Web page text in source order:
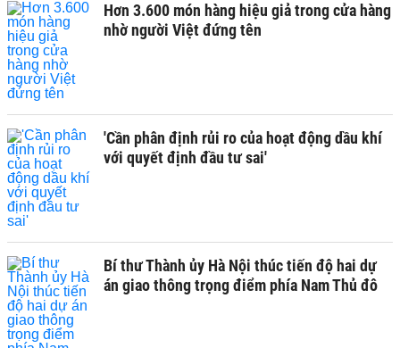
Hơn 3.600 món hàng hiệu giả trong cửa hàng
nhờ người Việt đứng tên
'Cần phân định rủi ro của hoạt động dầu khí
với quyết định đầu tư sai'
Bí thư Thành ủy Hà Nội thúc tiến độ hai dự
án giao thông trọng điểm phía Nam Thủ đô